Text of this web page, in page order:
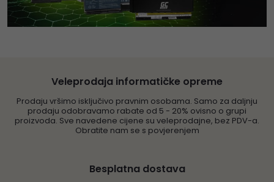
Veleprodaja informatičke opreme
Prodaju vršimo isključivo pravnim osobama. Samo za daljnju
prodaju odobravamo rabate od 5 - 20% ovisno o grupi
proizvoda. Sve navedene cijene su veleprodajne, bez PDV-a.
Obratite nam se s povjerenjem
Besplatna dostava